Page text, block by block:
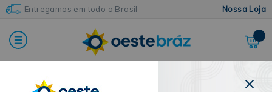
Entregamos em todo o Brasil Nossa Loja